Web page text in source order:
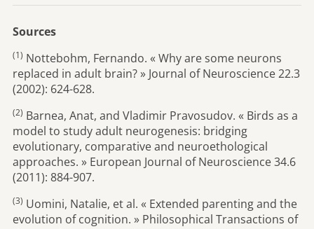
Sources
(1) Nottebohm, Fernando. « Why are some neurons
replaced in adult brain? » Journal of Neuroscience 22.3
(2002): 624-628.
(2) Barnea, Anat, and Vladimir Pravosudov. « Birds as a
model to study adult neurogenesis: bridging
evolutionary, comparative and neuroethological
approaches. » European Journal of Neuroscience 34.6
(2011): 884-907.
(3) Uomini, Natalie, et al. « Extended parenting and the
evolution of cognition. » Philosophical Transactions of